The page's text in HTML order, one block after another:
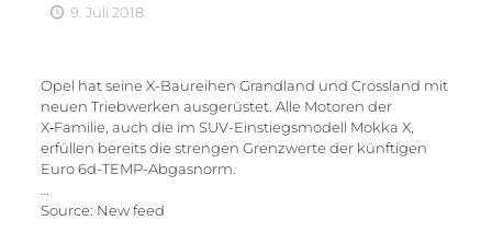
9. Juli 2018
Opel hat seine X-Baureihen Grandland und Crossland mit
neuen Triebwerken ausgerüstet. Alle Motoren der
X‑Familie, auch die im SUV-Einstiegsmodell Mokka X,
erfüllen bereits die strengen Grenzwerte der künftigen
Euro 6d-TEMP-Abgasnorm.
Source: New feed